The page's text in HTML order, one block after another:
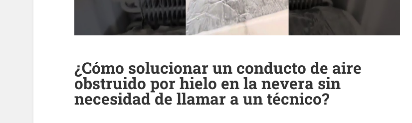
¿Cómo solucionar un conducto de aire
obstruido por hielo en la nevera sin
necesidad de llamar a un técnico?